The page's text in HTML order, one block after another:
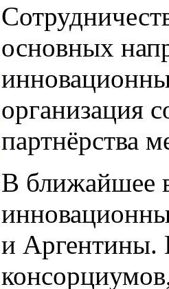
основных
организация
партнёрства
В ближайшее
и Аргентины.